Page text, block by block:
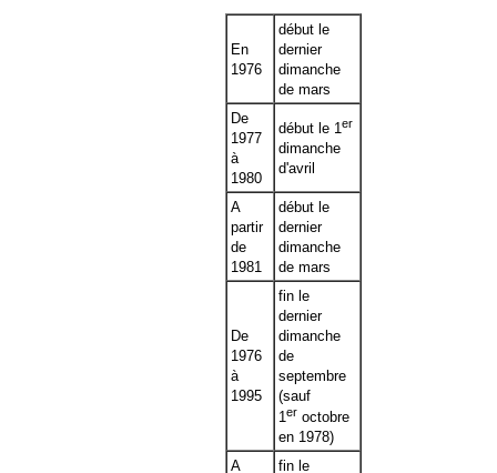
En
1976
début le
dernier
dimanche
de mars
De
1977
à
1980
début le 1 er
dimanche
d'avril
A
partir
de
1981
début le
dernier
dimanche
de mars
De
1976
à
1995
fin le
dernier
dimanche
de
septembre
(sauf
1 er octobre
en 1978)
A
fin le